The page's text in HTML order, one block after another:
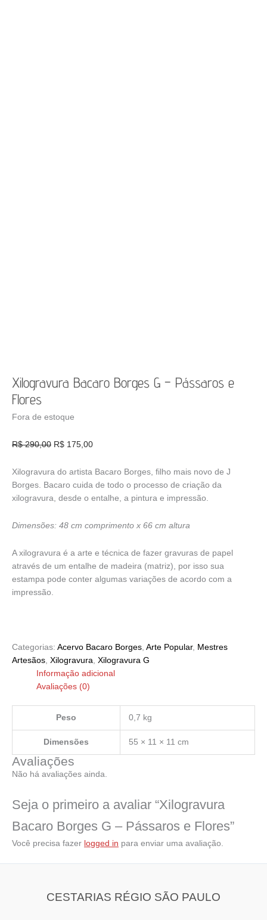
Xilogravura Bacaro Borges G – Pássaros e
Flores
R$290,00 O
original
era:
R$ 290,00.
R$ 175,00O
atual
é:
R$ 175,00.
Xilogravura do artista Bacaro Borges, filho mais novo de J
Borges. Bacaro cuida de todo o processo de criação da
xilogravura, desde o entalhe, a pintura e impressão.
Dimensões: 48 cm comprimento x 66 cm altura
A xilogravura é a arte e técnica de fazer gravuras de papel
através de um entalhe de madeira (matriz), por isso sua
estampa pode conter algumas variações de acordo com a
impressão.
Fora de estoque
Categorias: Acervo Bacaro Borges Arte Popular, Mestres
Artesãos Xilogravura Xilogravura G
Informação adicional
Avaliações (0)
Peso 0,7 kg
Dimensões 55 × 11 × 11 cm
Avaliações
Não há avaliações ainda.
Seja o primeiro a avaliar “Xilogravura
Bacaro Borges G – Pássaros e Flores”
Você precisa fazer logged in para enviar uma avaliação.
CESTARIAS RÉGIO SÃO PAULO